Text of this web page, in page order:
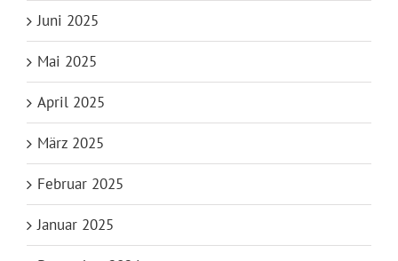
Juni 2025
Mai 2025
April 2025
März 2025
Februar 2025
Januar 2025